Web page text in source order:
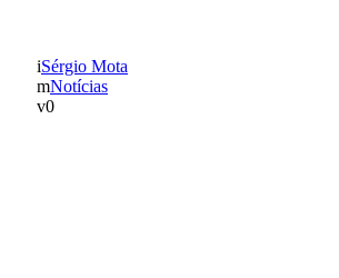
Sérgio Mota
Notícias
0